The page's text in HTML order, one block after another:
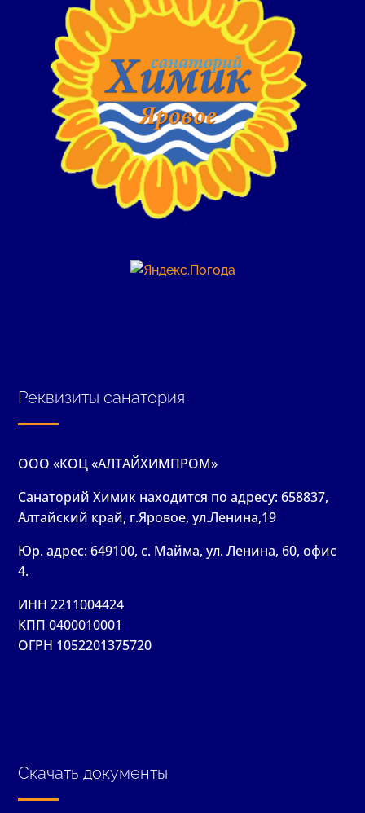
Реквизиты санатория
ООО «КОЦ «АЛТАЙХИМПРОМ»
Санаторий Химик находится по адресу: 658837,
Алтайский край, г.Яровое, ул.Ленина,19
Юр. адрес: 649100, с. Майма, ул. Ленина, 60, офис
4.
ИНН 2211004424
КПП 0400010001
ОГРН 1052201375720
Скачать документы